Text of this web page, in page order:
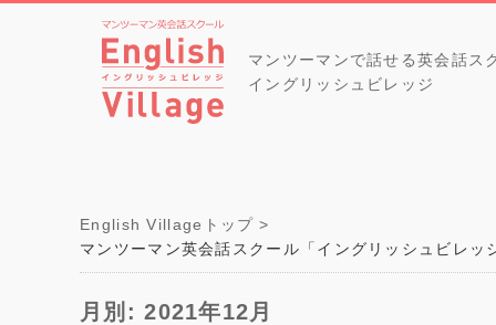
マンツーマンで話せる英会話ス
イングリッシュビレッジ
English Villageトップ
マンツーマン英会話スクール「イングリッシュビレッ
月別: 2021年12月